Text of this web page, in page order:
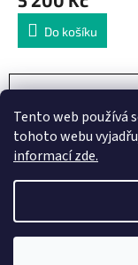
Tento web používá
tohoto webu
informací zde.
Do košíku